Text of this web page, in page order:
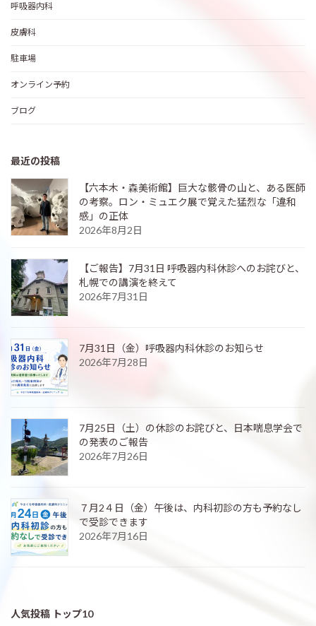
呼吸器内科
皮膚科
駐車場
オンライン予約
ブログ
最近の投稿
【六本木・森美術館】巨大な骸骨の山と、ある医師
の考察。ロン・ミュエク展で覚えた猛烈な「違和
感」の正体
2026年8月2日
【ご報告】7月31日 呼吸器内科休診へのお詫びと、
札幌での講演を終えて
2026年7月31日
7月31日（金）呼吸器内科休診のお知らせ
2026年7月28日
7月25日（土）の休診のお詫びと、日本喘息学会で
の発表のご報告
2026年7月26日
７月2４日（金）午後は、内科初診の方も予約なし
で受診できます
2026年7月16日
人気投稿 トップ10